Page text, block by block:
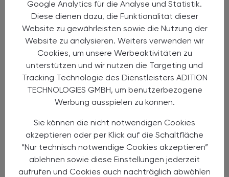
Google Analytics für die Analyse und Statistik.
Diese dienen dazu, die Funktionalität dieser
Website zu gewährleisten sowie die Nutzung der
Website zu analysieren. Weiters verwenden wir
Cookies, um unsere Werbeaktivitäten zu
unterstützen und wir nutzen die Targeting und
Tracking Technologie des Dienstleisters ADITION
TECHNOLOGIES GMBH, um benutzerbezogene
Werbung ausspielen zu können.
Sie können die nicht notwendigen Cookies
akzeptieren oder per Klick auf die Schaltfläche
“Nur technisch notwendige Cookies akzeptieren”
ablehnen sowie diese Einstellungen jederzeit
aufrufen und Cookies auch nachträglich abwählen
29.06.2024, 9.00 Uhr EVENTS
Ganztägige Pharmakobotanische
Exkursion
im Naturpark Kaunergrat